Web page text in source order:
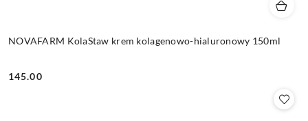
NOVAFARM KolaStaw krem kolagenowo-hialuronowy 150ml
Cena:
145.00